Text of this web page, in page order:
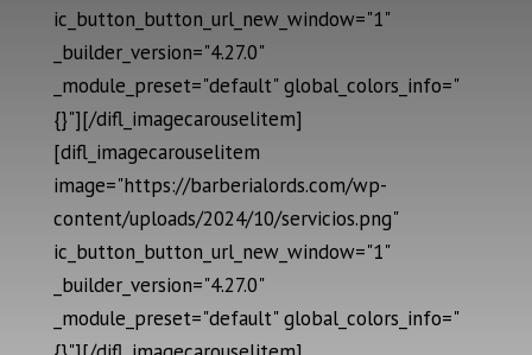
ic_button_button_url_new_window="1"
_builder_version="4.27.0"
_module_preset="default" global_colors_info="
{}"][/difl_imagecarouselitem]
[difl_imagecarouselitem
image="https://barberialords.com/wp-
content/uploads/2024/10/servicios.png"
ic_button_button_url_new_window="1"
_builder_version="4.27.0"
_module_preset="default" global_colors_info="